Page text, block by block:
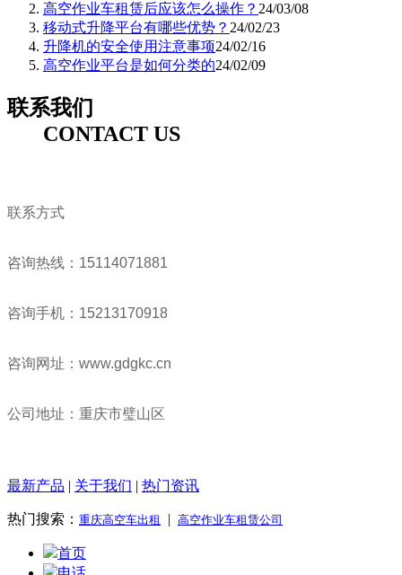
高空作业车租赁后应该怎么操作？ 24/03/08
移动式升降平台有哪些优势？ 24/02/23
升降机的安全使用注意事项24/02/16
高空作业平台是如何分类的24/02/09
联系我们
CONTACT US
联系方式
咨询热线：15114071881
咨询手机：15213170918
咨询网址：www.gdgkc.cn
公司地址：重庆市璧山区
最新产品 | 关于我们 | 热门资讯
热门搜索： 重庆高空车出租 | 高空作业车租赁公司
首页